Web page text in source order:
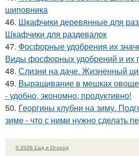
шиповника
46. Шкафчики деревянные для
Шкафчики для раздевалок
47. Фосфорные удобрения их
Виды фосфорных удобрений и их
48. Слизни на даче. Жизненный
49. Выращивание в мешках
- удобно, экономно, продуктивно!
50. Георгины клубни на зиму.
зиме - что с ними нужно сделать
© 2026 Сад и Огород